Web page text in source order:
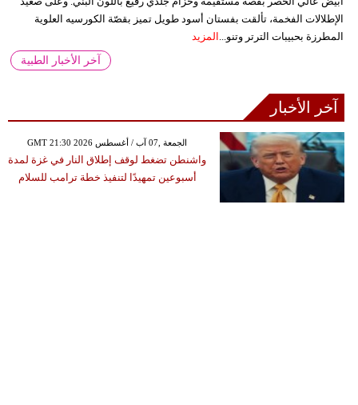
الإطلالات الفخمة، تألقت بفستان أسود طويل تميز بقصّة الكورسيه العلوية
المطرزة بحبيبات الترتر وتنو... المزيد
آخر الأخبار الطبية
آخر الأخبار
GMT 21:30 2026 الجمعة ,07 آب / أغسطس
واشنطن تضغط لوقف إطلاق النار في غزة لمدة
أسبوعين تمهيدًا لتنفيذ خطة ترامب للسلام